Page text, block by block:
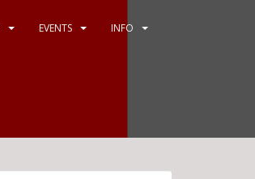
EVENTS INFO